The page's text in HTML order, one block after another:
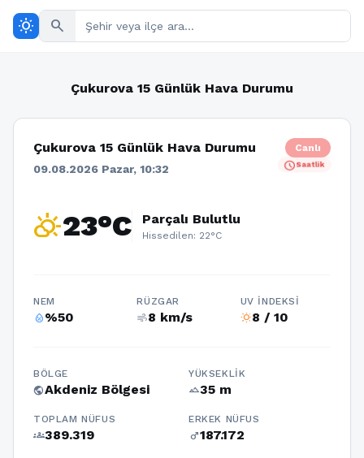
wb_sunny search
Çukurova 15 Günlük Hava Durumu
Çukurova 15 Günlük Hava Durumu
09.08.2026 Pazar, 10:32
Canlı
scheduleSaatlik
partly_cloudy_day23°C Parçalı Bulutlu
Hissedilen: 22°C
NEM
humidity_percentage%50
RÜZGAR
air8 km/s
UV İNDEKSI
wb_sunny8 / 10
BÖLGE
publicAkdeniz Bölgesi
YÜKSEKLIK
terrain35 m
TOPLAM NÜFUS
groups389.319
ERKEK NÜFUS
male187.172